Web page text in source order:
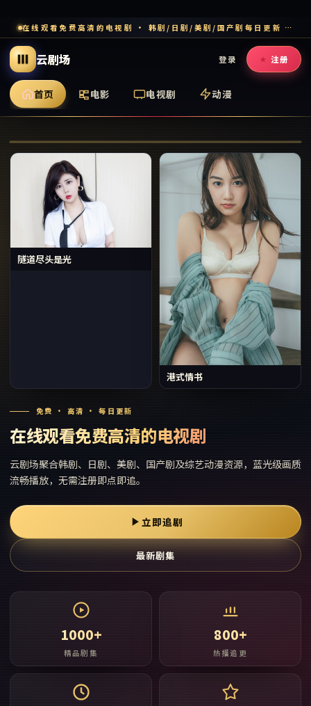
在线观看免费高清的电视剧 · 韩剧/日剧/美剧/国产剧每日更新 · 多端流畅追剧
云剧场
首页 电影 电视剧 动漫
登录 注册
免费 · 高清 · 每日更新
在线观看免费高清的电视剧
云剧场聚合韩剧、日剧、美剧、国产剧及综艺动漫资源，蓝光级画质
流畅播放，无需注册即点即追。
立即追剧
最新剧集
1000+
精品剧集
800+
热播追更
隧道尽头是光
港式情书